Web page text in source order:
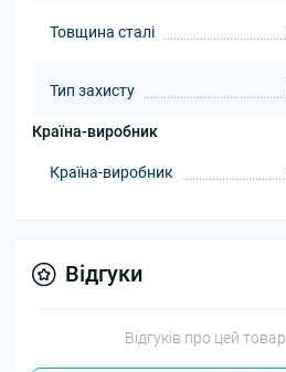
Товщина сталі
Тип захисту
Країна-виробник
Країна-виробник
Відгуки
Відгуків про цей